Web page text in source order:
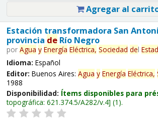
Agregar al
Estación transformadora San
provincia deRío Negro
por Agua y Energía Eléctrica, Sociedad del
Idioma: Español
Editor: Buenos Aires: Agua y Energía Eléctrica,
1988
Disponibilidad: Ítems disponibles para
topográfica: 621.374.5/A282/v.4 (1).